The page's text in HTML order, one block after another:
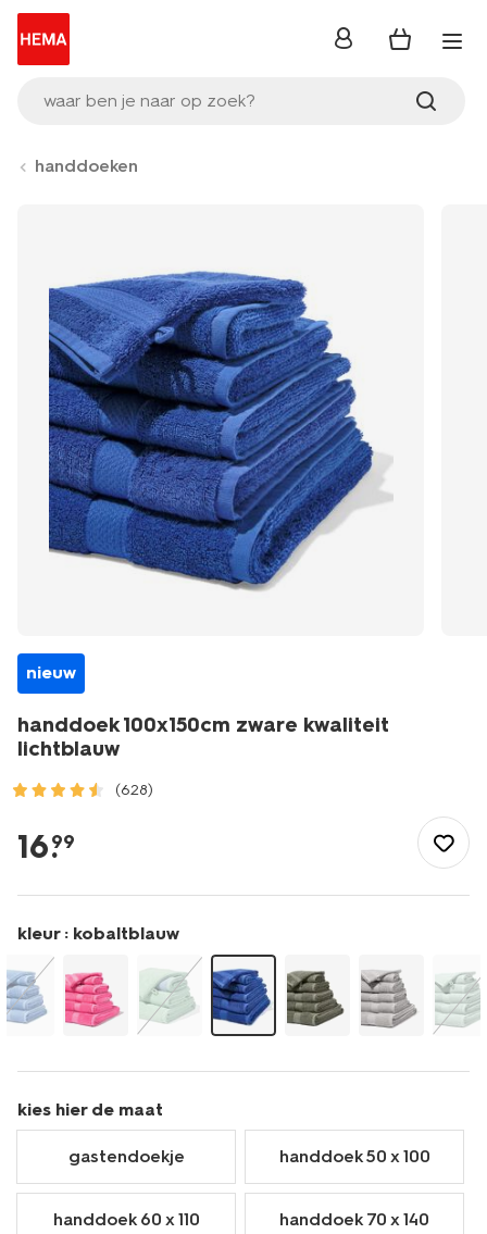
waar ben je naar op zoek?
inloggen
handdoeken
nieuw
handdoek 100x150cm zware kwaliteit
lichtblauw
(628)
slapen/badkamer/handdoeken/handdoek-
100x150cm-
kwaliteit-
lichtblauw-
5282867.html
16.
99
kleur : kobaltblauw
kies hier de maat
gastendoekje handdoek 50 x 100
handdoek 60 x 110 handdoek 70 x 140